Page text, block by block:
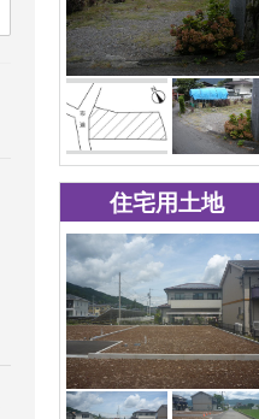
住宅用土地